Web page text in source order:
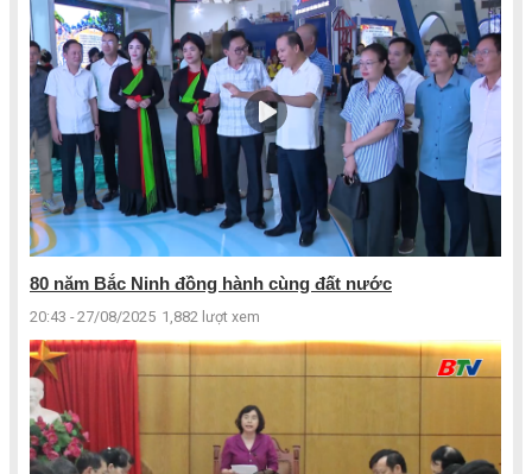
80 năm Bắc Ninh đồng hành cùng đất nước
20:43 - 27/08/2025 1,882 lượt xem